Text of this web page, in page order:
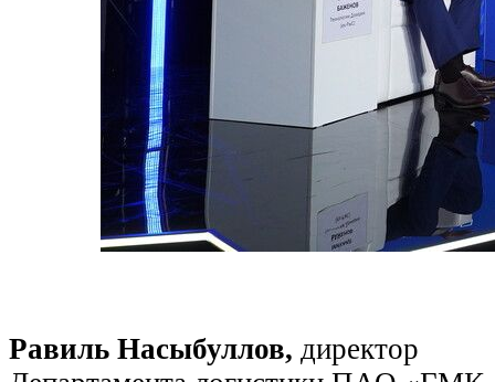
Равиль Насыбуллов, директор